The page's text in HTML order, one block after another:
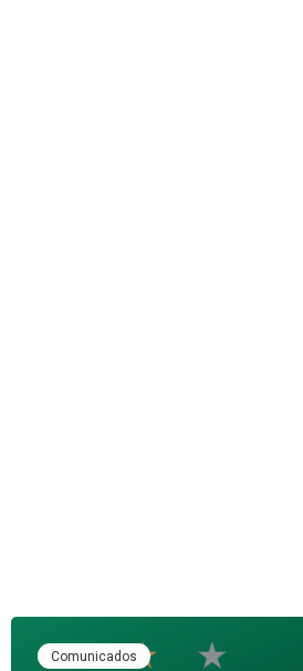
Comunicados